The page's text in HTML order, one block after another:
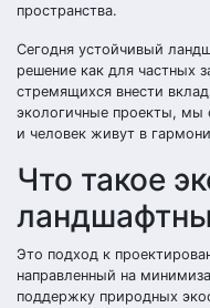
пространства.
Сегодня устойчивый
решение как для частных
стремящихся внести
экологичные проекты, мы
и человек живут в
Что такое
Это подход к
направленный на
поддержку природных